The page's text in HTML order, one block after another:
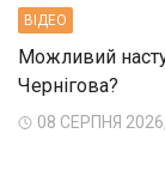
ВIДЕО
Можливий
Чернігова?
08 СЕРПНЯ